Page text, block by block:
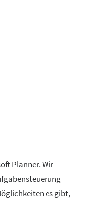
Planner. Wir
es gibt,